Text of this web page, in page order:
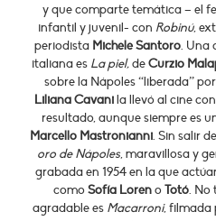
y que comparte temática – el
infantil y juvenil- con Robinú,
periodista Michele Santoro. Una
italiana es La piel,deCurzio
sobre la Nápoles “liberada”
Liliana Cavanila llevó al cine
resultado, aunque siempre es
Marcello Mastronianni. Sin salir
oro de Nápoles, maravillosa y
grabada en 1954 en la que
comoSofía LorenoTotó. No
agradable es Macarroni, filmada